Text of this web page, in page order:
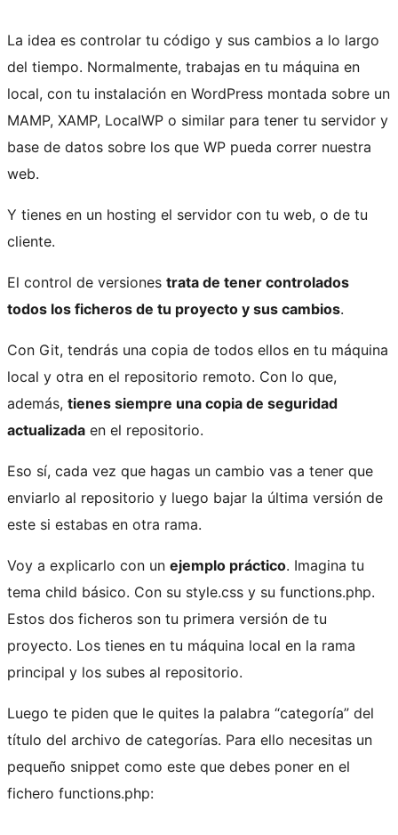
La idea es controlar tu código y sus cambios a lo largo
del tiempo. Normalmente, trabajas en tu máquina en
local, con tu instalación en WordPress montada sobre un
MAMP, XAMP, LocalWP o similar para tener tu servidor y
base de datos sobre los que WP pueda correr nuestra
web.
Y tienes en un hosting el servidor con tu web, o de tu
cliente.
El control de versiones trata de tener controlados
todos los ficheros de tu proyecto y sus cambios.
Con Git, tendrás una copia de todos ellos en tu máquina
local y otra en el repositorio remoto. Con lo que,
además, tienes siempre una copia de seguridad
actualizada en el repositorio.
Eso sí, cada vez que hagas un cambio vas a tener que
enviarlo al repositorio y luego bajar la última versión de
este si estabas en otra rama.
Voy a explicarlo con un ejemplo práctico. Imagina tu
tema child básico. Con su style.css y su functions.php.
Estos dos ficheros son tu primera versión de tu
proyecto. Los tienes en tu máquina local en la rama
principal y los subes al repositorio.
Luego te piden que le quites la palabra “categoría” del
título del archivo de categorías. Para ello necesitas un
pequeño snippet como este que debes poner en el
fichero functions.php: